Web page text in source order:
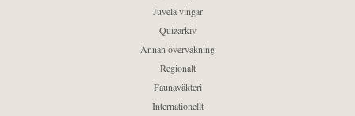
Juvela vingar
Quizarkiv
Annan övervakning
Regionalt
Faunaväkteri
Internationellt